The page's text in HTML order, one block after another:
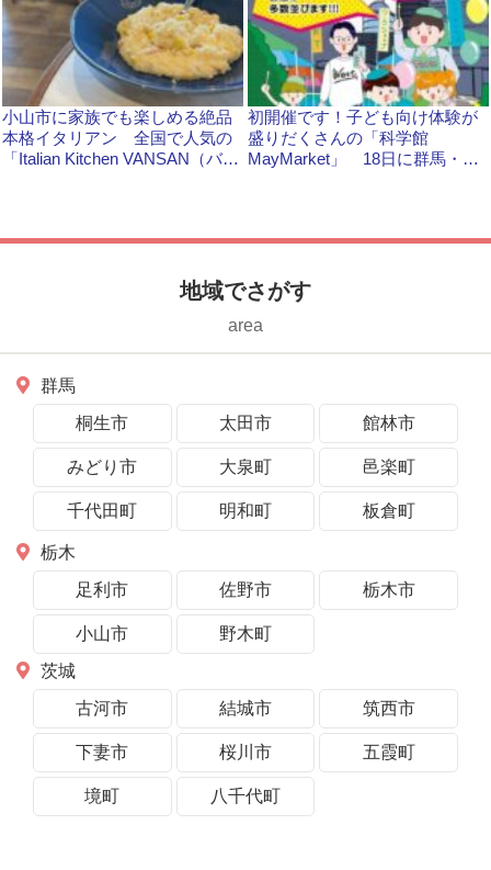
小山市に家族でも楽しめる絶品
本格イタリアン 全国で人気の
「Italian Kitchen VANSAN（バン
初開催です！子ども向け体験が
盛りだくさんの「科学館
MayMarket」 18日に群馬・館
地域でさがす
area
群馬
桐生市
太田市 館林市
みどり市 大泉町 邑楽町
千代田町 明和町 板倉町
栃木
足利市
佐野市 栃木市
小山市
野木町
茨城
古河市
結城市 筑西市
下妻市 桜川市 五霞町
境町 八千代町